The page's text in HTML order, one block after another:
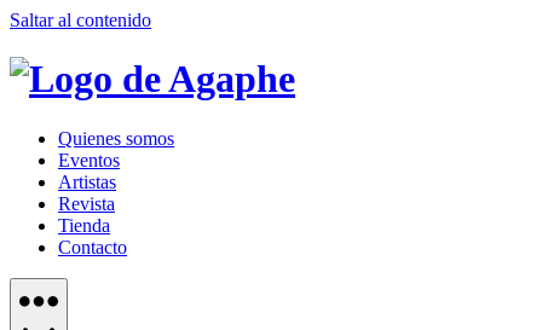
Saltar al contenido
Quienes somos
Eventos
Artistas
Revista
Tienda
Contacto